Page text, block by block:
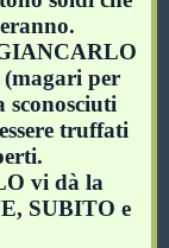
per
sconosciuti
truffati
vi dà la
SUBITO e